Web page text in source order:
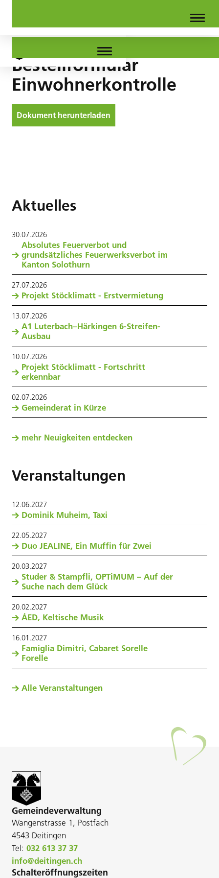
Bestellformular
Einwohnerkontrolle
Dokument herunterladen
Aktuelles
30.07.2026
Absolutes Feuerverbot und
grundsätzliches Feuerwerksverbot im
Kanton Solothurn
27.07.2026
Projekt Stöcklimatt - Erstvermietung
13.07.2026
A1 Luterbach–Härkingen 6-Streifen-
Ausbau
10.07.2026
Projekt Stöcklimatt - Fortschritt
erkennbar
02.07.2026
Gemeinderat in Kürze
mehr Neuigkeiten entdecken
Veranstaltungen
12.06.2027
Dominik Muheim, Taxi
22.05.2027
Duo JEALINE, Ein Muffin für Zwei
20.03.2027
Studer & Stampfli, OPTiMUM – Auf der
Suche nach dem Glück
20.02.2027
ÁED, Keltische Musik
16.01.2027
Famiglia Dimitri, Cabaret Sorelle
Forelle
Alle Veranstaltungen
Gemeindeverwaltung
Wangenstrasse 1, Postfach
4543 Deitingen
Tel: 032 613 37 37
info@deitingen.ch
Schalteröffnungszeiten